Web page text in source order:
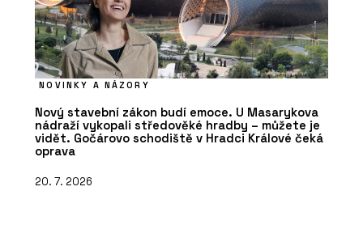
NOVINKY A NÁZORY
Nový stavební zákon budí emoce. U Masarykova
nádraží vykopali středověké hradby – můžete je
vidět. Gočárovo schodiště v Hradci Králové čeká
oprava
20. 7. 2026